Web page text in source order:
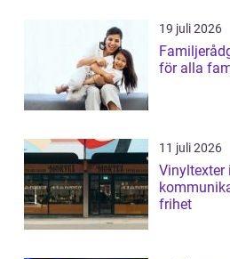
19 juli 2026
för alla
11 juli 2026
Vinyltexter i
frihet